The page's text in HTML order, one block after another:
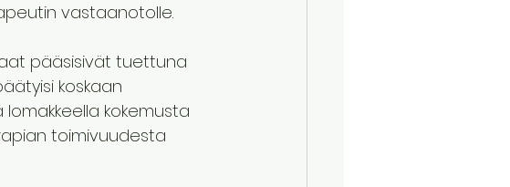
vastaanotolle.
pääsisivät tuettuna
koskaan
lomakkeella kokemusta
toimivuudesta